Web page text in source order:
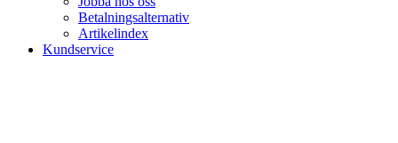
Betalningsalternativ
Artikelindex
Kundservice